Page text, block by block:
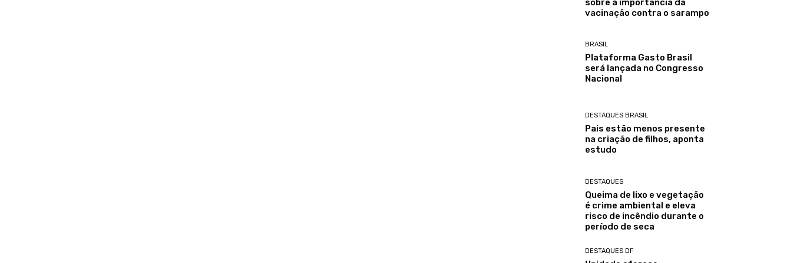
sobre a importância da
vacinação contra o sarampo
BRASIL
Plataforma Gasto Brasil
será lançada no Congresso
Nacional
DESTAQUES BRASIL
Pais estão menos presente
na criação de filhos, aponta
estudo
DESTAQUES
Queima de lixo e vegetação
é crime ambiental e eleva
risco de incêndio durante o
período de seca
DESTAQUES DF